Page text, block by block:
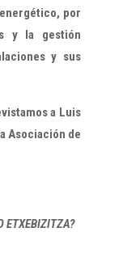
por
y la gestión
y sus
a Luis
Asociación de
ETXEBIZITZA?